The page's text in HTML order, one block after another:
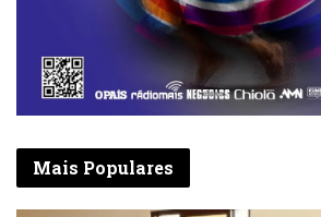
Mais Populares